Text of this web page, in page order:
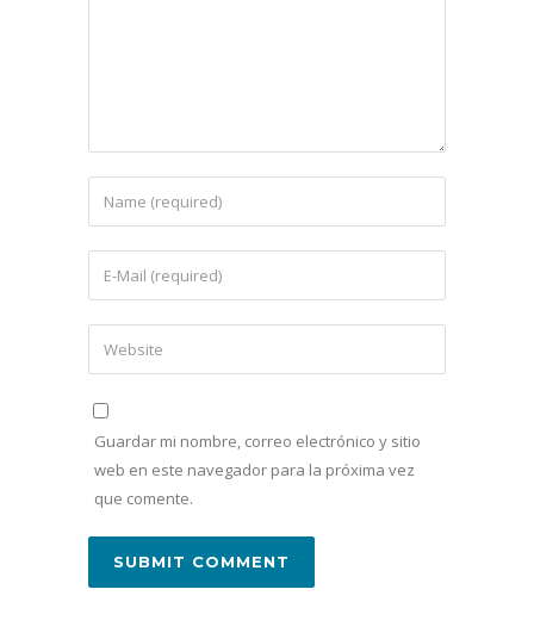
Guardar mi nombre, correo electrónico y sitio
web en este navegador para la próxima vez
que comente.